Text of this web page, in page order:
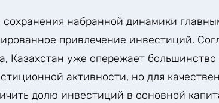
сохранения набранной динамики
привлечение инвестиций.
Казахстан уже опережает
активности, но для
долю инвестиций в основной